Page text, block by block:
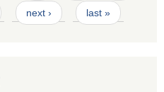
next › last »